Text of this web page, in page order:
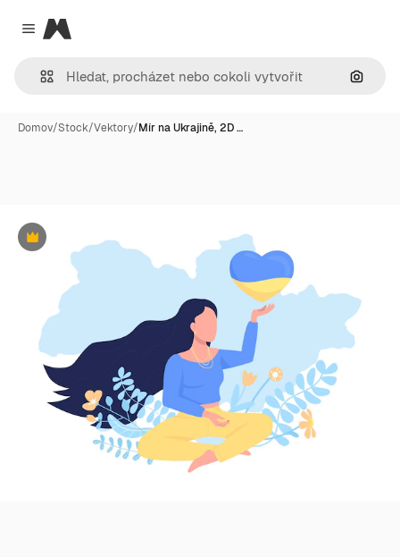
Close menu
Magnific
Hledat
Domov/Stock/Vektory/Mír na Ukrajině, 2D …
Premium